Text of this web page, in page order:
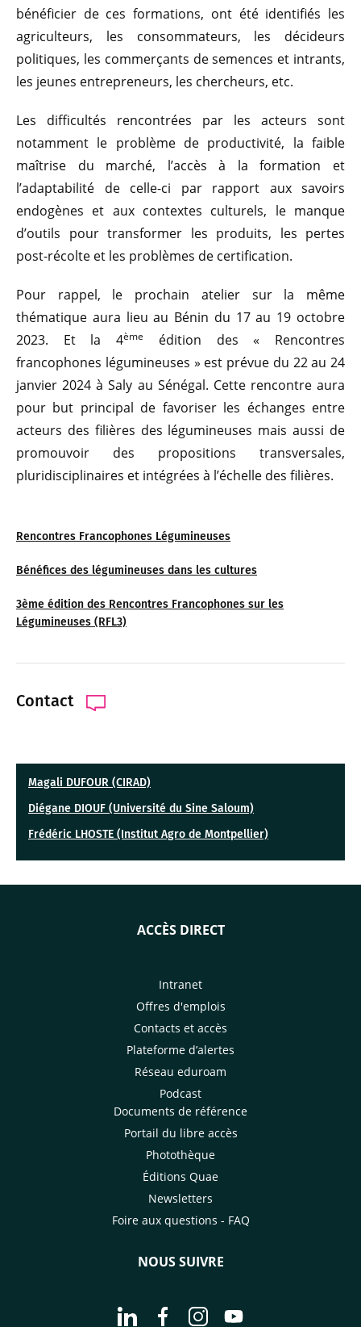
Rencontres Francophones Légumineuses
Bénéfices des légumineuses dans les cultures
3ème édition des Rencontres Francophones sur les
Légumineuses (RFL3)
Contact
Magali DUFOUR (CIRAD)
Diégane DIOUF (Université du Sine Saloum)
Frédéric LHOSTE (Institut Agro de Montpellier)
bénéficier de ces formations, ont été identifiés les
agriculteurs, les consommateurs, les décideurs
politiques, les commerçants de semences et intrants,
les jeunes entrepreneurs, les chercheurs, etc.
Les difficultés rencontrées par les acteurs sont
notamment le problème de productivité, la faible
maîtrise du marché, l’accès à la formation et
l’adaptabilité de celle-ci par rapport aux savoirs
endogènes et aux contextes culturels, le manque
d’outils pour transformer les produits, les pertes
post-récolte et les problèmes de certification.
Pour rappel, le prochain atelier sur la même
thématique aura lieu au Bénin du 17 au 19 octobre
2023. Et la 4ème
édition des « Rencontres
francophones légumineuses » est prévue du 22 au 24
janvier 2024 à Saly au Sénégal. Cette rencontre aura
pour but principal de favoriser les échanges entre
acteurs des filières des légumineuses mais aussi de
promouvoir des propositions transversales,
pluridisciplinaires et intégrées à l’échelle des filières.
ACCÈS DIRECT
Intranet
Offres d'emplois
Contacts et accès
Plateforme d’alertes
Réseau eduroam
Podcast
Documents de référence
Portail du libre accès
Photothèque
Éditions Quae
Newsletters
Foire aux questions - FAQ
NOUS SUIVRE
Aller à la page Nous suivre sur
Aller à la page Nous suivre sur
Aller à la page Nous
Aller à la page